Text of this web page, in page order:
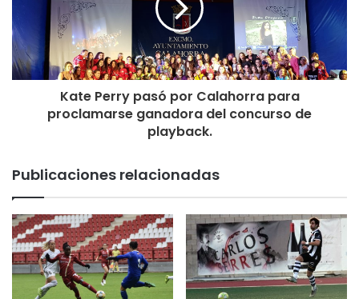
Kate Perry pasó por Calahorra para
proclamarse ganadora del concurso de
playback.
Publicaciones relacionadas